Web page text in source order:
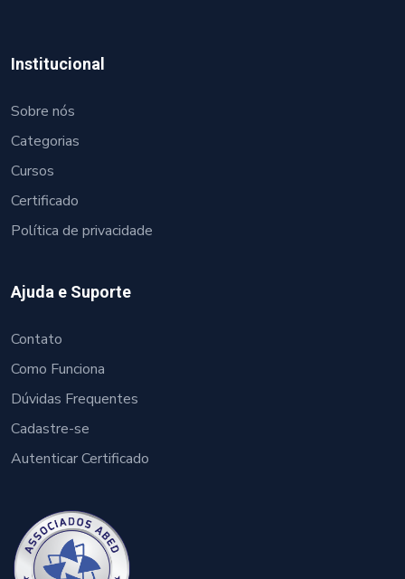
Institucional
Sobre nós
Categorias
Cursos
Certificado
Política de privacidade
Ajuda e Suporte
Contato
Como Funciona
Dúvidas Frequentes
Cadastre-se
Autenticar Certificado